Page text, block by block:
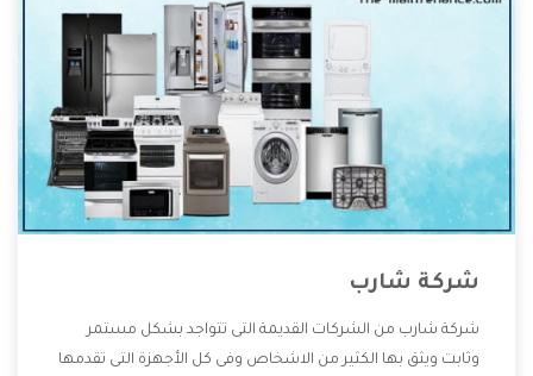
شركة شارب
شركة شارب من الشركات القديمة التى تتواجد بشكل مستمر
وثابت ويثق بها الكثير من الاشخاص وفى كل الأجهزة التى تقدمها